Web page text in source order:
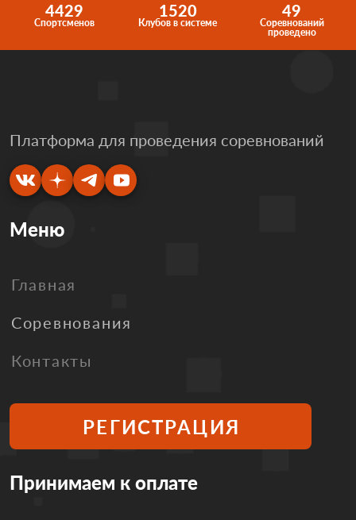
4429
Спортсменов
1520
Клубов в системе
49
Соревнований
проведено
Платформа для проведения соревнований
Меню
Главная
Соревнования
Контакты
РЕГИСТРАЦИЯ
Принимаем к оплате